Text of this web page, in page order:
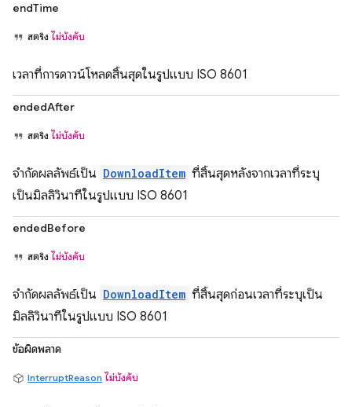
endTime
สตริง ไม่บังคับ
เวลาที่การดาวน์โหลดสิ้นสุดในรูปแบบ ISO 8601
endedAfter
สตริง ไม่บังคับ
จำกัดผลลัพธ์เป็น DownloadItem ที่สิ้นสุดหลังจากเวลาที่ระบุ
เป็นมิลลิวินาทีในรูปแบบ ISO 8601
endedBefore
สตริง ไม่บังคับ
จำกัดผลลัพธ์เป็น DownloadItem ที่สิ้นสุดก่อนเวลาที่ระบุเป็น
มิลลิวินาทีในรูปแบบ ISO 8601
ข้อผิดพลาด
InterruptReason ไม่บังคับ